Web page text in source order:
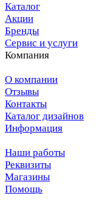
Каталог
Акции
Бренды
Сервис и услуги
Компания
О компании
Отзывы
Контакты
Каталог дизайнов
Информация
Наши работы
Реквизиты
Магазины
Помощь